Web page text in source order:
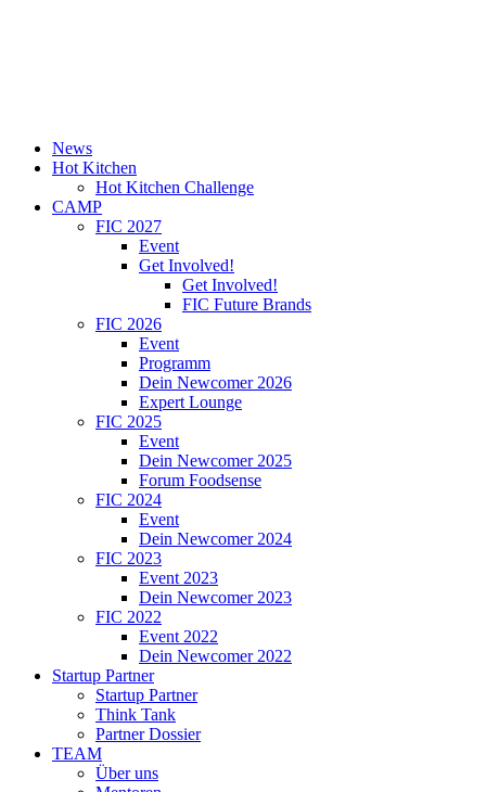
News
Hot Kitchen
Hot Kitchen Challenge
CAMP
FIC 2027
Event
Get Involved!
Get Involved!
FIC Future Brands
FIC 2026
Event
Programm
Dein Newcomer 2026
Expert Lounge
FIC 2025
Event
Dein Newcomer 2025
Forum Foodsense
FIC 2024
Event
Dein Newcomer 2024
FIC 2023
Event 2023
Dein Newcomer 2023
FIC 2022
Event 2022
Dein Newcomer 2022
Startup Partner
Startup Partner
Think Tank
Partner Dossier
TEAM
Über uns